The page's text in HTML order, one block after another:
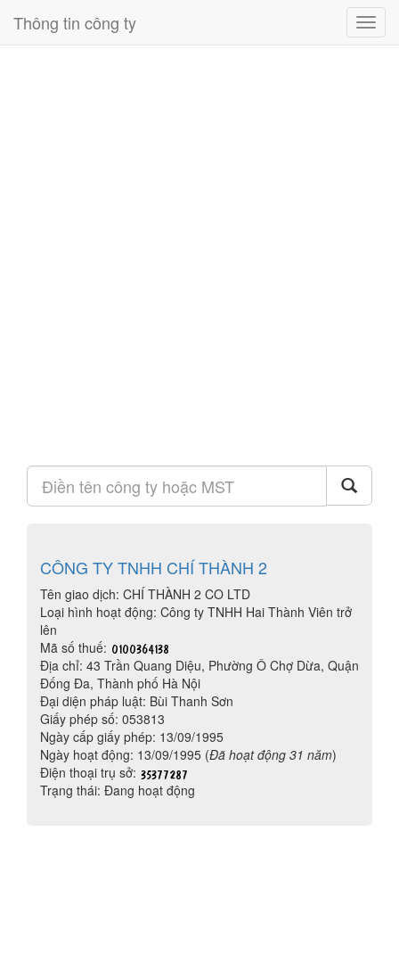
Thông tin công ty
CÔNG TY TNHH CHÍ THÀNH 2
Tên giao dịch: CHÍ THÀNH 2 CO LTD
Loại hình hoạt động: Công ty TNHH Hai Thành Viên trở
lên
Mã số thuế:
Địa chỉ: 43 Trần Quang Diệu, Phường Ô Chợ Dừa, Quận
Đống Đa, Thành phố Hà Nội
Đại diện pháp luật: Bùi Thanh Sơn
Giấy phép số: 053813
Ngày cấp giấy phép: 13/09/1995
Ngày hoạt động: 13/09/1995 (Đã hoạt động 31 năm)
Điện thoại trụ sở:
Trạng thái: Đang hoạt động